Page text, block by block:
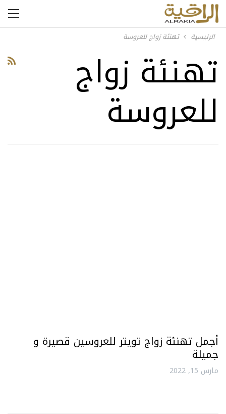
الرئيسية تهنئة زواج للعروسة
تهنئة زواج
للعروسة
أجمل تهنئة زواج تويتر للعروسين قصيرة و
جميلة
مارس 15, 2022